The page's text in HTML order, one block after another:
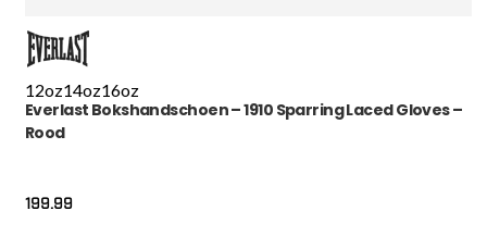
12oz14oz16oz
Everlast Bokshandschoen – 1910 Sparring Laced Gloves –
Rood
199.99